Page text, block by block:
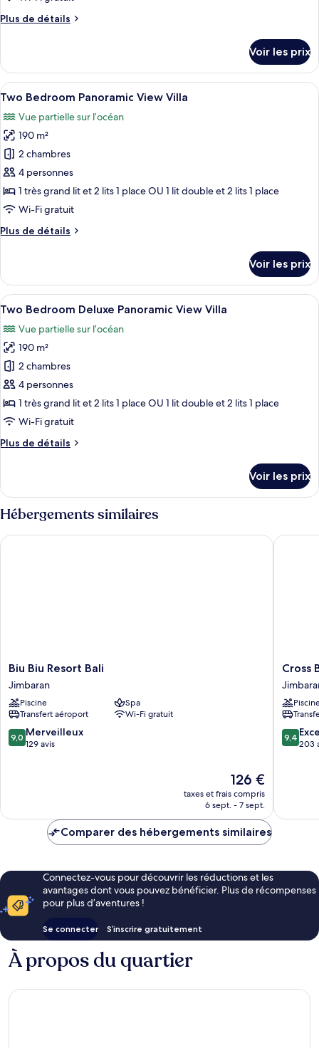
chambre :
One
View
Villa
Plus de détails
Plus
le
type
de
One
Bedroom
Panoramic
View
Villa
Voir les prix
Afficher
toutes
les
photos
pour
ce
type
de
chambre :
Two
View
Villa
Un espace piscine extérieur
13
Two Bedroom Panoramic View Villa
Vue partielle sur l’océan
190 m²
2 chambres
4 personnes
1 très grand lit et 2 lits 1 place OU 1 lit double et 2 lits 1 place
Wi-Fi gratuit
Plus de détails
Plus
le
type
de
Two
Bedroom
Panoramic
View
Villa
Voir les prix
Afficher
toutes
les
photos
pour
ce
type
de
chambre :
Two
Panoramic
View
Villa
Un espace aménagé au bord de la
11
Two Bedroom Deluxe Panoramic View Villa
Vue partielle sur l’océan
190 m²
2 chambres
4 personnes
1 très grand lit et 2 lits 1 place OU 1 lit double et 2 lits 1 place
Wi-Fi gratuit
Plus de détails
Plus
le
type
de
chambre
Two
Voir les prix
Hébergements similaires
Biu
Biu
Resort
Bali
Jimbaran
Biu Biu Resort Bali
Jimbaran
Piscine
Spa
Transfert aéroport
Wi-Fi gratuit
9.0
sur
9,0 Merveilleux
129 avis
Le
nouveau
prix
de
126 €
taxes et frais compris
6 sept. - 7 sept.
Biu Biu Resort Bali
Cross
Bali
Cross
9.4
sur
9,4
203
Cross
Comparer des hébergements similaires
Connectez-vous pour découvrir les réductions et les
avantages dont vous pouvez bénéficier. Plus de récompenses
pour plus d’aventures !
Se connecter S’inscrire gratuitement
À propos du quartier